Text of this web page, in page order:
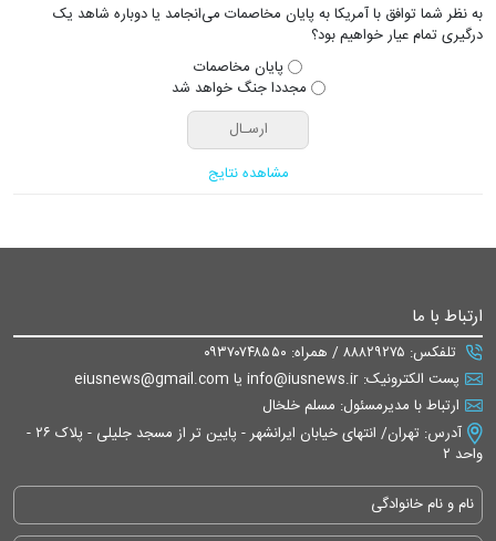
به نظر شما توافق با آمریکا به پایان مخاصمات می‌انجامد یا دوباره شاهد یک
درگیری تمام عیار خواهیم بود؟
پایان مخاصمات
مجددا جنگ خواهد شد
مشاهده نتایج
ارتباط با ما
تلفکس: ۸۸۸۲۹۲۷۵ / همراه: ۰۹۳۷۰۷۴۸۵۵۰
پست الکترونیک: info@iusnews.ir یا eiusnews@gmail.com
ارتباط با مدیرمسئول: مسلم خلخال
آدرس: تهران/ انتهای خیابان ایرانشهر - پایین تر از مسجد جلیلی - پلاک ۲۶ -
واحد ۲